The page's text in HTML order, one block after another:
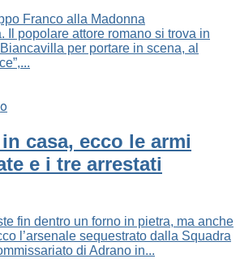
Franco alla Madonna
Il popolare attore romano si trova in
per portare in scena, al
casa, ecco le armi
e i tre arrestati
fin dentro un forno in pietra, ma anche
l’arsenale sequestrato dalla Squadra
di Adrano in...